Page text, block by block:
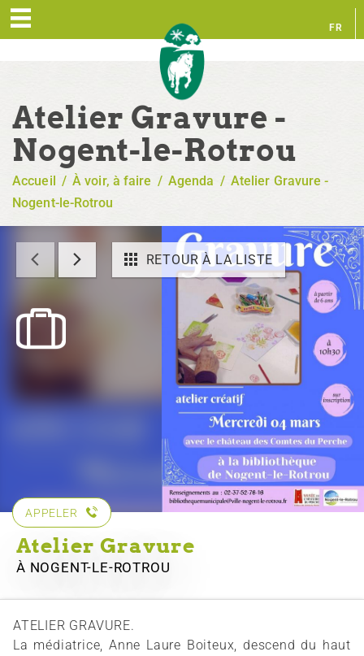
FR
Atelier Gravure -
Nogent-le-Rotrou
Accueil / À voir, à faire / Agenda / Atelier Gravure -
Nogent-le-Rotrou
RETOUR À LA LISTE
APPELER
Atelier Gravure
À NOGENT-LE-ROTROU
ATELIER GRAVURE.
La médiatrice, Anne Laure Boiteux, descend du haut